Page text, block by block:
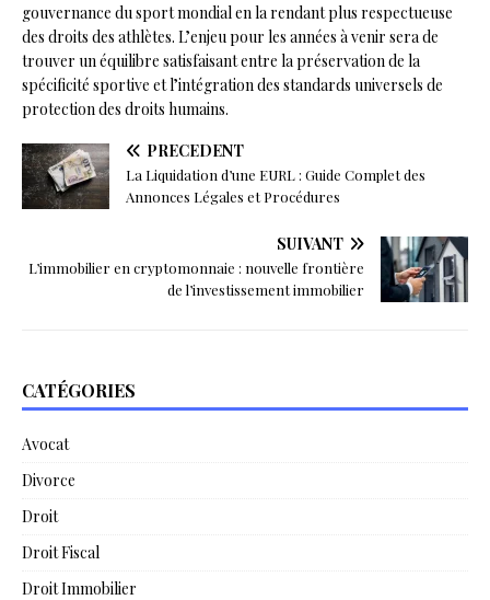
gouvernance du sport mondial en la rendant plus respectueuse
des droits des athlètes. L’enjeu pour les années à venir sera de
trouver un équilibre satisfaisant entre la préservation de la
spécificité sportive et l’intégration des standards universels de
protection des droits humains.
PRÉCÉDENT
La Liquidation d’une EURL : Guide Complet des
Annonces Légales et Procédures
SUIVANT
L’immobilier en cryptomonnaie : nouvelle frontière
de l’investissement immobilier
CATÉGORIES
Avocat
Divorce
Droit
Droit Fiscal
Droit Immobilier